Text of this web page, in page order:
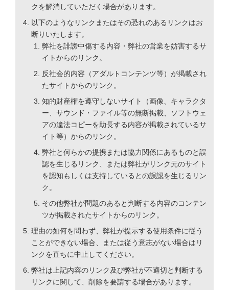
クを解消していただく場合があります。
以下のようなリンクまたはその恐れのあるリンクはお
断りいたします。
弊社を誹謗中傷する内容・弊社の営業を妨害するサ
イトからのリンク。
反社会的内容（アダルトコンテンツ等）が掲載され
たサイトからのリンク。
知的財産権を遵守しないサイト（画像、キャラクタ
ー、サウンド・ファイル等の無断掲載、ソフトウェ
アの違法コピーを助長する内容が掲載されているサ
イト等）からのリンク。
弊社と何らかの提携または協力関係にあるものと誤
認を生じるリンク、または弊社がリンク元のサイト
を認知もしくは支持しているとの誤認を生じるリン
ク。
その他弊社が問題のあると判断する内容のコンテン
ツが掲載されたサイトからのリンク。
理由の如何を問わず、弊社が提示する使用条件に従う
ことができない場合、または従う意志がない場合はリ
ンクを直ちに中止してください。
弊社は上記内容のリンク及び弊社が不適切と判断する
リンクに関して、削除を要請する場合があります。